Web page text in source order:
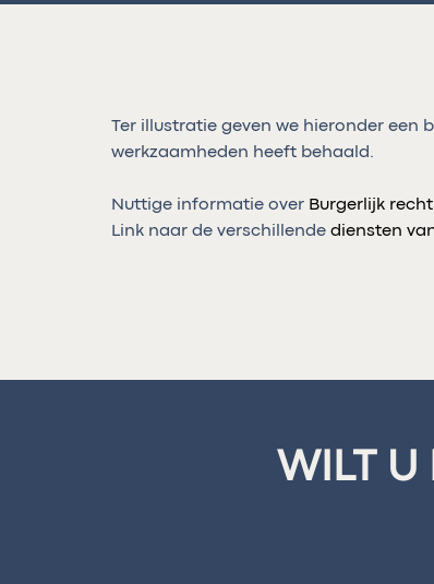
Ter illustratie geven we hieronder een
werkzaamheden heeft behaald.
Nuttige informatie over Burgerlijk recht
Link naar de verschillende diensten
WILT U